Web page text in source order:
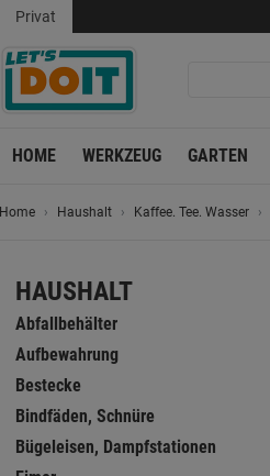
Privat
HOME WERKZEUG GARTEN
Home Haushalt Kaffee. Tee. Wasser
HAUSHALT
Abfallbehälter
Aufbewahrung
Bestecke
Bindfäden, Schnüre
Bügeleisen, Dampfstationen